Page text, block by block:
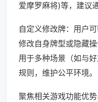
爱摩罗麻将)等，建议
自定义修改牌：用户
修改自身牌型或隐藏
用于多种场景（如与
规则，维护公平环境。
聚焦相关游戏功能优势